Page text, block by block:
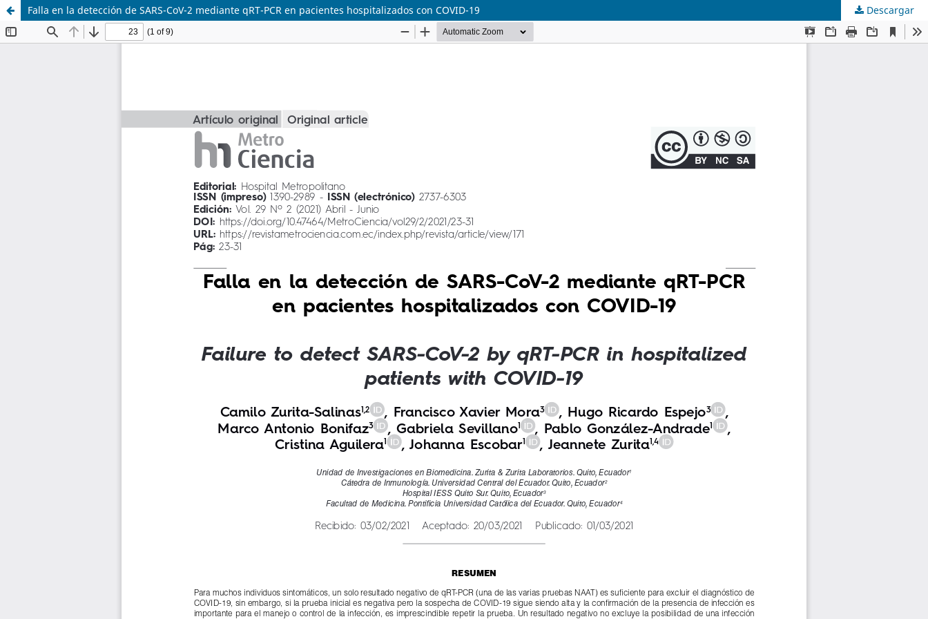
Falla en la detección de SARS-CoV-2 mediante qRT-PCR en pacientes hospitalizados con COVID-19 Descargar